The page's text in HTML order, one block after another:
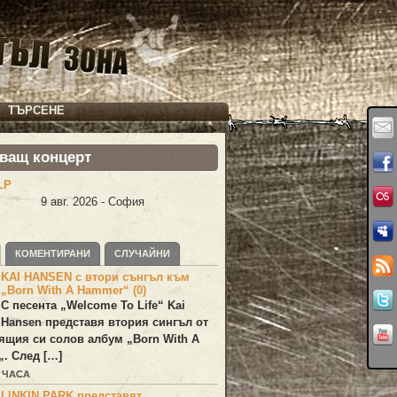
ТЪРСЕНЕ
концерт
9 авг. 2026 - София
КОМЕНТИРАНИ СЛУЧАЙНИ
KAI HANSEN с втори сънгъл към
„Born With A Hammer“ (0)
С песента „Welcome To Life“ Kai
Hansenпредставя втория сингъл от
си солов албум „ Born With A
След […]
ЧАСА